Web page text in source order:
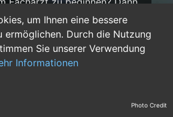
um Ihnen eine bessere
ermöglichen. Durch die Nutzung
Sie unserer Verwendung
Informationen
arzt.comgenau richtig!
Stellenangebote für
Fachrichtungen – von der
die Chirurgie bis hin zur
und finde die
Praxis für deinen nächstenPhoto Credit